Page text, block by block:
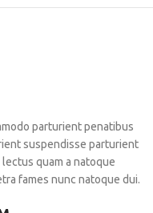
parturient penatibus
suspendisse parturient
quam a natoque
fames nunc natoque dui.